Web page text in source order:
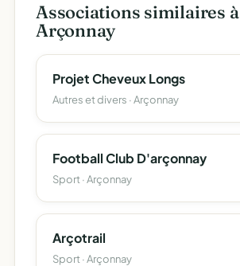
Associations similaires à
Arçonnay
Projet Cheveux Longs
Autres et divers · Arçonnay
Football Club D'arçonnay
Sport · Arçonnay
Arçotrail
Sport · Arçonnay